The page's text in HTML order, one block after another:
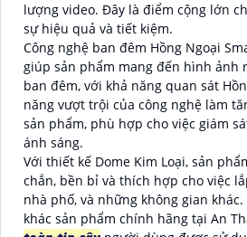
lượng video. Đây là điểm cộng lớn
sự hiệu quả và tiết kiệm.
Công nghệ ban đêm Hồng Ngoại
giúp sản phẩm mang đến hình ảnh
ban đêm, với khả năng quan sát
năng vượt trội của công nghệ làm
sản phẩm, phù hợp cho việc giám
ánh sáng.
Với thiết kế Dome Kim Loại, sản
chắn, bền bỉ và thích hợp cho việc
nhà phố, và những không gian
khác sản phẩm chính hãng tại An